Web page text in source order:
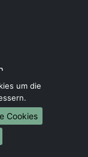
um die
Cookies